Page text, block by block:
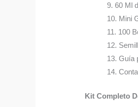
9. 60 Ml
10. Mini
11. 100
12.
13. Guía
14.
Kit Completo